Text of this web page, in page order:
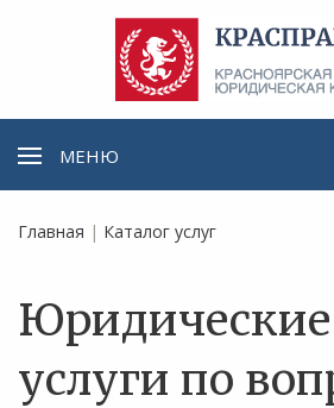
МЕНЮ
Главная | Каталог услуг
Юридические
услуги по